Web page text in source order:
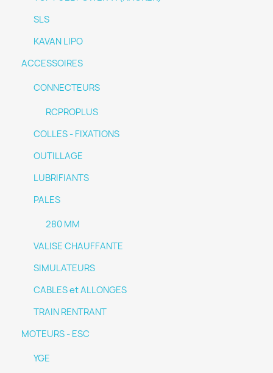
SLS
KAVAN LIPO
ACCESSOIRES
CONNECTEURS
RCPROPLUS
COLLES - FIXATIONS
OUTILLAGE
LUBRIFIANTS
PALES
280 MM
VALISE CHAUFFANTE
SIMULATEURS
CABLES et ALLONGES
TRAIN RENTRANT
MOTEURS - ESC
YGE